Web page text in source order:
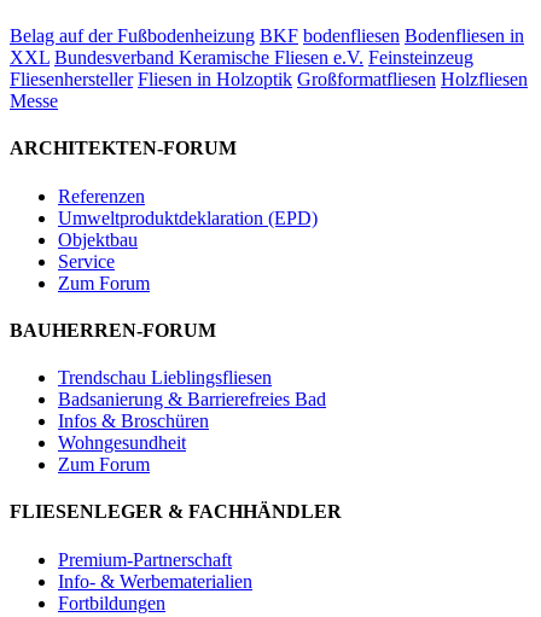
Belag auf der Fußbodenheizung BKF bodenfliesen Bodenfliesen in
XXL Bundesverband Keramische Fliesen e.V. Feinsteinzeug
Fliesenhersteller Fliesen in Holzoptik Großformatfliesen Holzfliesen
Messe
ARCHITEKTEN-FORUM
Referenzen
Umweltproduktdeklaration (EPD)
Objektbau
Service
Zum Forum
BAUHERREN-FORUM
Trendschau Lieblingsfliesen
Badsanierung & Barrierefreies Bad
Infos & Broschüren
Wohngesundheit
Zum Forum
FLIESENLEGER & FACHHÄNDLER
Premium-Partnerschaft
Info- & Werbematerialien
Fortbildungen